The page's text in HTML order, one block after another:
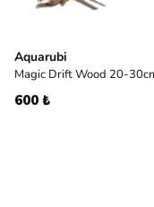
Aquarubi
Magic Drift Wood 20-
600 ₺